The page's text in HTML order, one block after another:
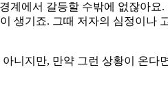
계에서 갈등할 수밖에 없잖아
생기죠. 그때 저자의 심정이나
니지만, 만약 그런 상황이 온다